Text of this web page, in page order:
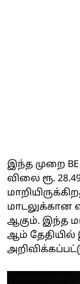
இந்த முறை
விலை ரூ.
மாடலுக்கான
ஆகும். இந்த
ஆம் தேதியில்